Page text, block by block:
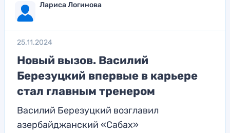
Лариса Логинова
25.11.2024
Новый вызов. Василий
Березуцкий впервые в карьере
стал главным тренером
Василий Березуцкий возглавил
азербайджанский «Сабах»